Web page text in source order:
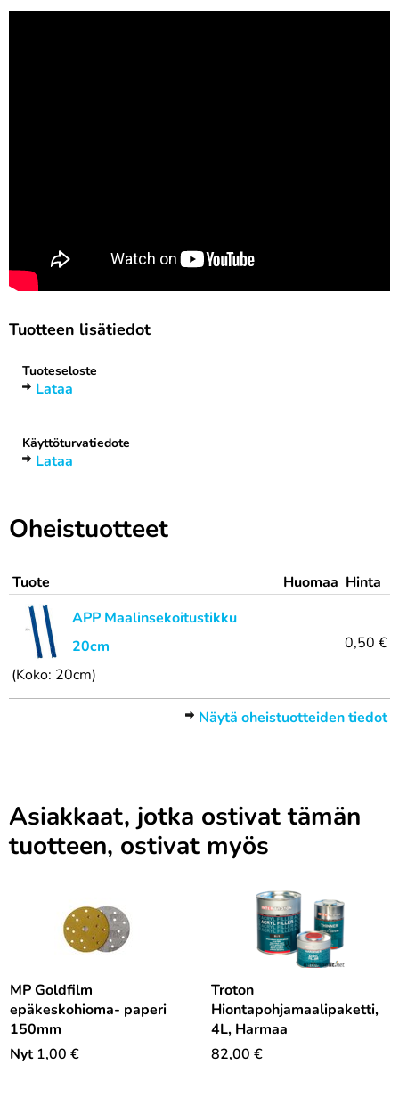
Tuotteen lisätiedot
Tuoteseloste
Lataa
Käyttöturvatiedote
Lataa
Oheistuotteet
Tuote Huomaa Hinta
APP Maalinsekoitustikku
20cm
(Koko: 20cm)
0,50 €
Näytä oheistuotteiden tiedot
Asiakkaat, jotka ostivat tämän
tuotteen, ostivat myös
MP Goldfilm
epäkeskohioma- paperi
150mm
Nyt 1,00 €
Troton
Hiontapohjamaalipaketti,
4L, Harmaa
82,00 €